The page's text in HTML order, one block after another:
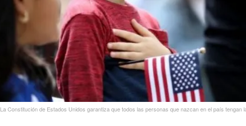
La Constitución de Estados Unidos garantiza que todos las personas que nazcan en el país tengan